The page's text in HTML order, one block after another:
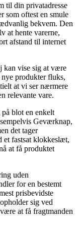
til din privatadresse
som oftest en smule
bekvem. Den
at hente varerne,
afstand til internet
kan vise sig at være
produkter fluks,
at vi ser nærmere
relevante vare.
blot en enkelt
Geværknap,
det tager
et fastsat klokkeslæt,
at få produktet
uden
for en bestemt
prisbevidste
sig ved
at få fragtmanden